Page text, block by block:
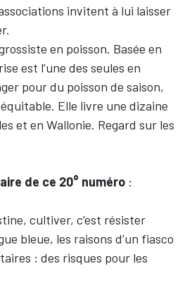
invitent à lui laisser
en poisson. Basée en
est l’une des seules en
pour du poisson de saison,
Elle livre une dizaine
et en Wallonie. Regard sur les
de ce 20° numéro :
cultiver, c’est résister
bleue, les raisons d’un fiasco
: des risques pour les